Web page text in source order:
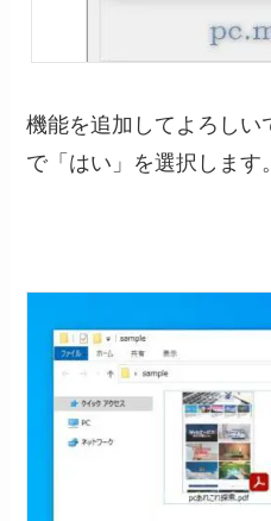
機能を追加してよろし
で「はい」を選択します。